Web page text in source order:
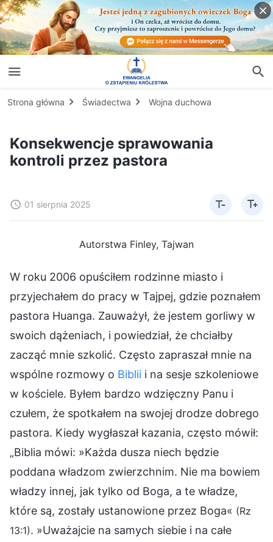
Strona główna Świadectwa Wojna duchowa
Konsekwencje sprawowania
kontroli przez pastora
01 sierpnia 2025
Autorstwa Finley, Tajwan
W roku 2006 opuściłem rodzinne miasto i
przyjechałem do pracy w Tajpej, gdzie poznałem
pastora Huanga. Zauważył, że jestem gorliwy w
swoich dążeniach, i powiedział, że chciałby
zacząć mnie szkolić. Często zapraszał mnie na
wspólne rozmowy o Biblii i na sesje szkoleniowe
w kościele. Byłem bardzo wdzięczny Panu i
czułem, że spotkałem na swojej drodze dobrego
pastora. Kiedy wygłaszał kazania, często mówił:
„Biblia mówi: »Każda dusza niech będzie
poddana władzom zwierzchnim. Nie ma bowiem
władzy innej, jak tylko od Boga, a te władze,
które są, zostały ustanowione przez Boga« (Rz
13:1). »Uważajcie na samych siebie i na całe